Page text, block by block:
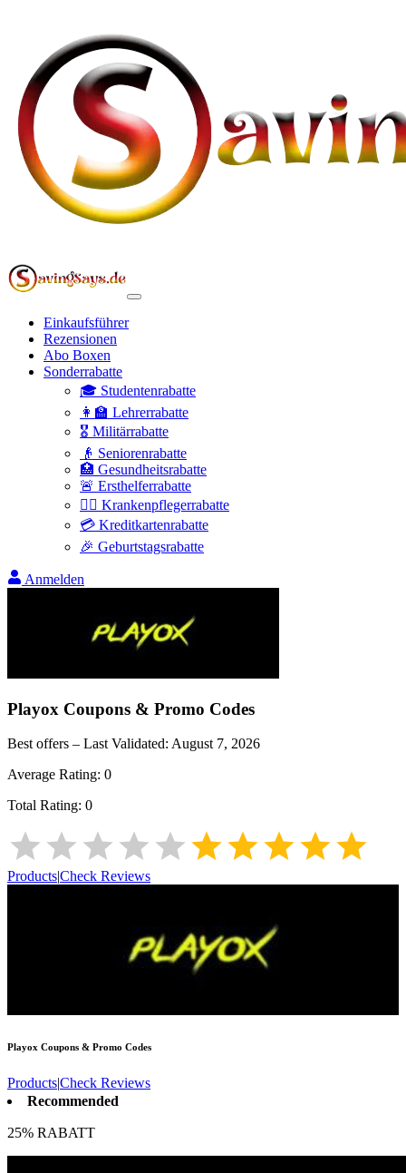
Einkaufsführer
Rezensionen
Abo Boxen
Sonderrabatte
🎓 Studentenrabatte
👩‍🏫 Lehrerrabatte
🎖️ Militärrabatte
👴 Seniorenrabatte
🏥 Gesundheitsrabatte
🚨 Ersthelferrabatte
👩‍⚕️ Krankenpflegerrabatte
💳 Kreditkartenrabatte
🎉 Geburtstagsrabatte
Anmelden
Playox Coupons & Promo Codes
Best offers – Last Validated: August 7, 2026
Average Rating: 0
Total Rating: 0
Products|Check Reviews
Playox Coupons & Promo Codes
Products|Check Reviews
Recommended
25% RABATT